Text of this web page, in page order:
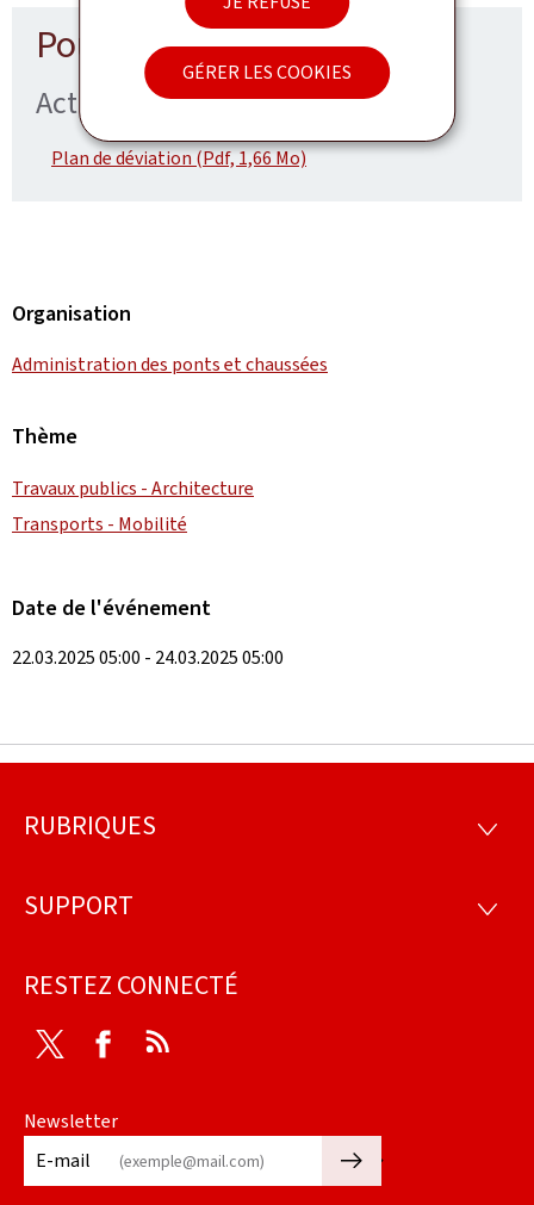
GÉRER LES COOKIES
Pour en savoir plus
Actualités
Plan de déviation (Pdf, 1,66 Mo)
Organisation
Administration des ponts et chaussées
Thème
Travaux publics - Architecture
Transports - Mobilité
Date de l'événement
22.03.2025 05:00 - 24.03.2025 05:00
Pied
page
RUBRIQUES
SUPPORT
RESTEZ CONNECTÉ
Twitter Facebook
Newsletter
E-mail
🡒